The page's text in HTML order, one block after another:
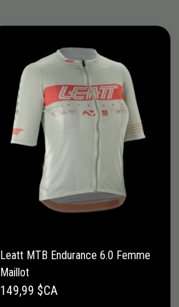
Leatt MTB Endurance 6.0 Femme
Maillot
149,99 $CA